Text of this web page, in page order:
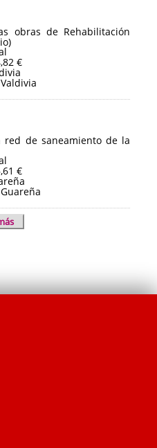
obras de Rehabilitación
€
red de saneamiento de la
€